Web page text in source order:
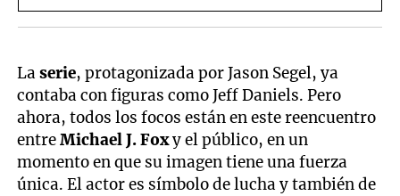
Laserie, protagonizada por Jason Segel, ya
contaba con figuras como Jeff Daniels. Pero
ahora, todos los focos están en este reencuentro
entreMichael J. Foxy el público, en un
momento en que su imagen tiene una fuerza
única. El actor es símbolo de lucha y también de